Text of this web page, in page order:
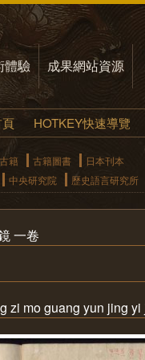
體驗 成果網站資源
HOTKEY快速導覽
籍 古籍圖書
日本刊本
中央研究院 歷史語言研究所
一卷
zi mo guang yun jing yi